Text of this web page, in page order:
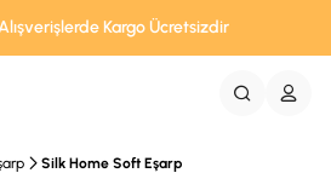
Kargo Ücretsizdir
Silk Home Soft Eşarp